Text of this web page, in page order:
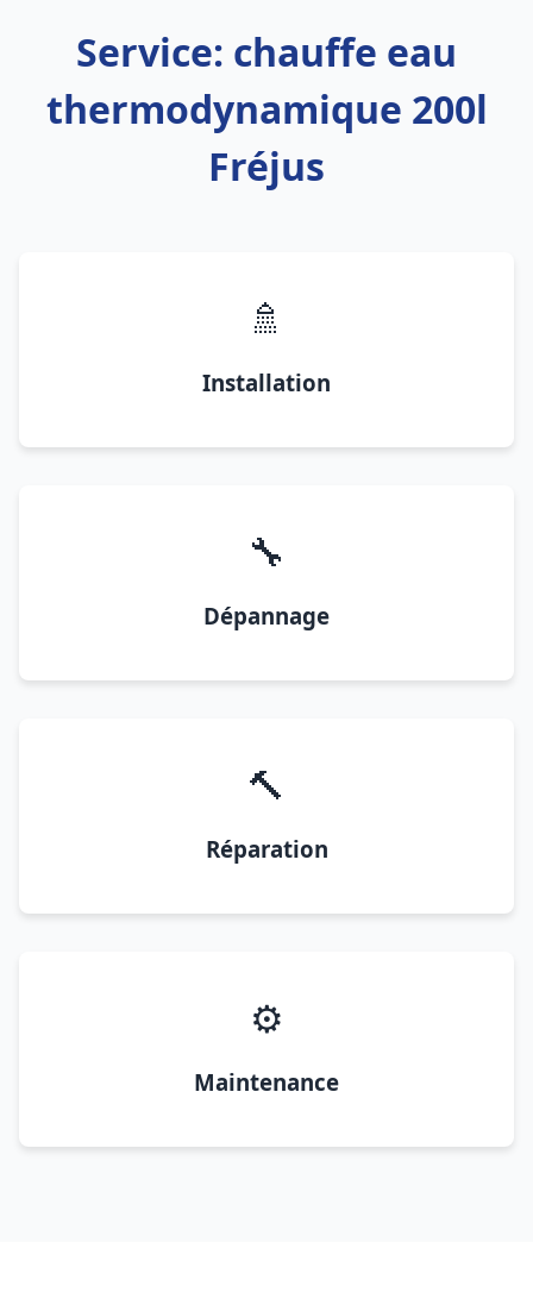
Service: chauffe eau
thermodynamique 200l
Fréjus
🚿
Installation
🔧
Dépannage
🔨
Réparation
⚙️
Maintenance